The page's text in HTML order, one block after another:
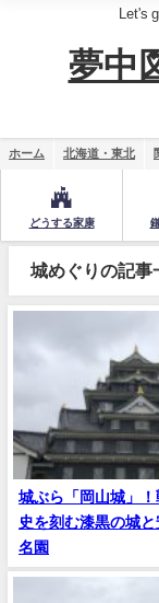
Let's
夢中
ホーム 北海道・東北
どうする家康
城めぐりの記事
城ぶら「岡山城」
史を刻む漆黒の城
名園